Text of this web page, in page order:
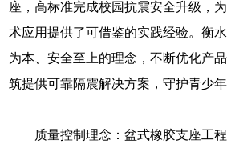
座，高标准完成校园抗震安全升级，
术应用提供了可借鉴的实践经验。衡
为本、安全至上的理念，不断优化产
筑提供可靠隔震解决方案，守护青少年
质量控制理念：盆式橡胶支座工